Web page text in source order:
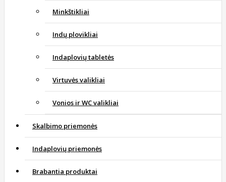
Minkštikliai
Indų plovikliai
Indaplovių tabletės
Virtuvės valikliai
Vonios ir WC valikliai
Skalbimo priemonės
Indaplovių priemonės
Brabantia produktai